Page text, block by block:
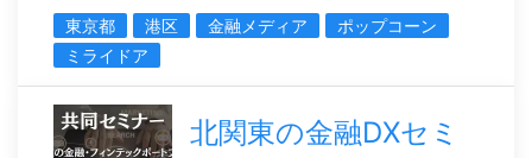
東京都 港区 金融メディア
ポップコーン
ミライドア
北関東の金融DXセミ